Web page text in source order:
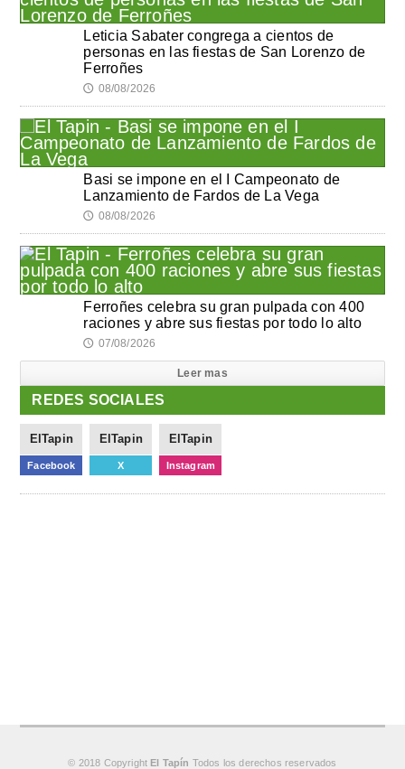
Leticia Sabater congrega a cientos de
personas en las fiestas de San Lorenzo de
Ferroñes
🕔 08/08/2026
Basi se impone en el I Campeonato de
Lanzamiento de Fardos de La Vega
🕔 08/08/2026
Ferroñes celebra su gran pulpada con 400
raciones y abre sus fiestas por todo lo alto
🕔 07/08/2026
Leer mas
REDES SOCIALES
ElTapin
Facebook
ElTapin
X
ElTapin
Instagram
© 2018 Copyright El Tapín Todos los derechos reservados